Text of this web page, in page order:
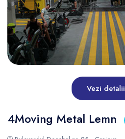
Vezi detalii
4Moving Metal Lemn